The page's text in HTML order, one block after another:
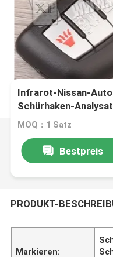
Infrarot-Nissan-
Schürhaken-
Markierung scannt
MOQ：1 Satz
Bestpreis
PRODUKT-
Markieren: